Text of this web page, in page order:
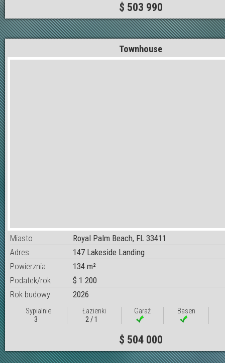
$ 503 990
Townhouse
Miasto
Royal Palm Beach, FL 33411
Adres
147 Lakeside Landing
Powierznia
134 m²
Podatek/rok
$ 1 200
Rok budowy
2026
Sypialnie
3
Łazienki
2 / 1
Garaż Basen
$ 504 000